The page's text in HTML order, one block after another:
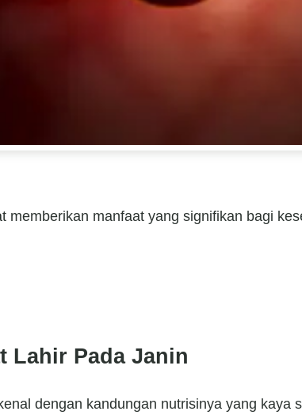
manfaat yang signifikan bagi
Lahir Pada Janin
dengan kandungan nutrisinya yang kaya